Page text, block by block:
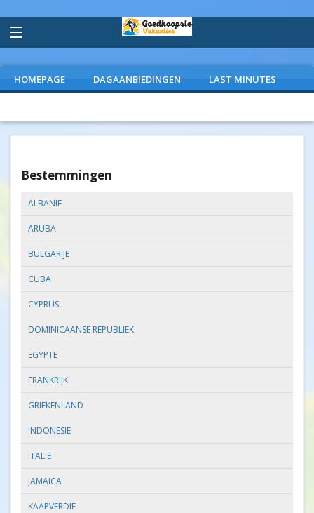
HOMEPAGE DAGAANBIEDINGEN LAST MINUTES
Bestemmingen
ALBANIE
ARUBA
BULGARIJE
CUBA
CYPRUS
DOMINICAANSE REPUBLIEK
EGYPTE
FRANKRIJK
GRIEKENLAND
INDONESIE
ITALIE
JAMAICA
KAAPVERDIE